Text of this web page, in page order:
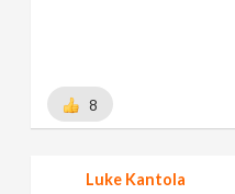
8
Luke Kantola